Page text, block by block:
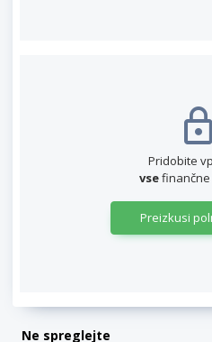
Pridobite
vse
Preizkusi
Ne spreglejte